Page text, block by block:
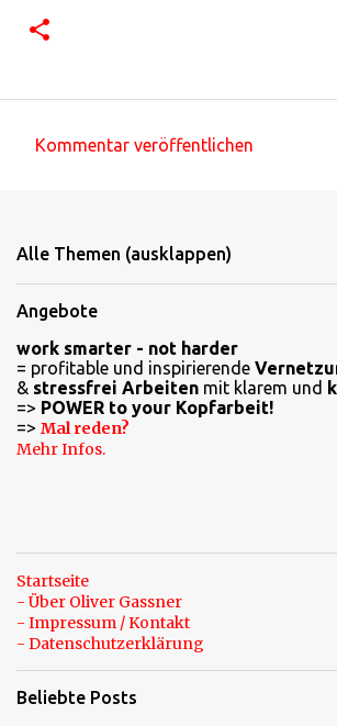
m
n
t
a
r
e
Kommentar veröffentlichen
Alle Themen (ausklappen)
Angebote
work smarter - not harder
= profitable und inspirierende
& stressfrei Arbeiten mit klarem und
=> POWER to your Kopfarbeit!
=> Mal reden?
Mehr Infos.
Startseite
- Über Oliver Gassner
- Impressum / Kontakt
- Datenschutzerklärung
Beliebte Posts